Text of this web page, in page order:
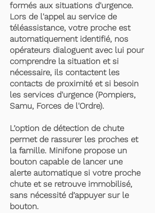
formés aux situations d'urgence.
Lors de l'appel au service de
téléassistance, votre proche est
automatiquement identifié, nos
opérateurs dialoguent avec lui pour
comprendre la situation et si
nécessaire, ils contactent les
contacts de proximité et si besoin
les services d'urgence (Pompiers,
Samu, Forces de l'Ordre).
L’option de détection de chute
permet de rassurer les proches et
la famille. Minifone propose un
bouton capable de lancer une
alerte automatique si votre proche
chute et se retrouve immobilisé,
sans nécessité d’appuyer sur le
bouton.